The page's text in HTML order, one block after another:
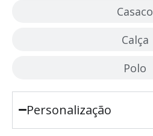
Casaco
Calça
Polo
Personalização